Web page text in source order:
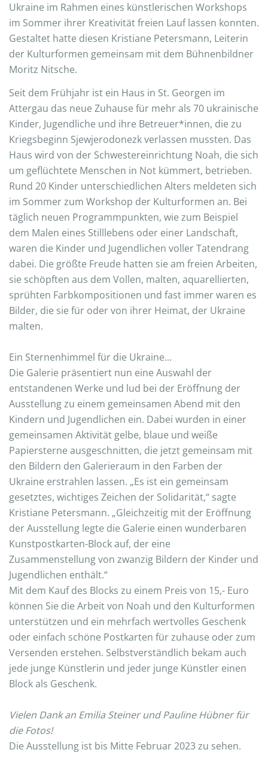
Ukraine im Rahmen eines künstlerischen Workshops
im Sommer ihrer Kreativität freien Lauf lassen konnten.
Gestaltet hatte diesen Kristiane Petersmann, Leiterin
der Kulturformen gemeinsam mit dem Bühnenbildner
Moritz Nitsche.
Seit dem Frühjahr ist ein Haus in St. Georgen im
Attergau das neue Zuhause für mehr als 70 ukrainische
Kinder, Jugendliche und ihre Betreuer*innen, die zu
Kriegsbeginn Sjewjerodonezk verlassen mussten. Das
Haus wird von der Schwestereinrichtung Noah, die sich
um geflüchtete Menschen in Not kümmert, betrieben.
Rund 20 Kinder unterschiedlichen Alters meldeten sich
im Sommer zum Workshop der Kulturformen an. Bei
täglich neuen Programmpunkten, wie zum Beispiel
dem Malen eines Stilllebens oder einer Landschaft,
waren die Kinder und Jugendlichen voller Tatendrang
dabei. Die größte Freude hatten sie am freien Arbeiten,
sie schöpften aus dem Vollen, malten, aquarellierten,
sprühten Farbkompositionen und fast immer waren es
Bilder, die sie für oder von ihrer Heimat, der Ukraine
malten.
Ein Sternenhimmel für die Ukraine...
Die Galerie präsentiert nun eine Auswahl der
entstandenen Werke und lud bei der Eröffnung der
Ausstellung zu einem gemeinsamen Abend mit den
Kindern und Jugendlichen ein. Dabei wurden in einer
gemeinsamen Aktivität gelbe, blaue und weiße
Papiersterne ausgeschnitten, die jetzt gemeinsam mit
den Bildern den Galerieraum in den Farben der
Ukraine erstrahlen lassen. „Es ist ein gemeinsam
gesetztes, wichtiges Zeichen der Solidarität,“ sagte
Kristiane Petersmann. „Gleichzeitig mit der Eröffnung
der Ausstellung legte die Galerie einen wunderbaren
Kunstpostkarten-Block auf, der eine
Zusammenstellung von zwanzig Bildern der Kinder und
Jugendlichen enthält.“
Mit dem Kauf des Blocks zu einem Preis von 15,- Euro
können Sie die Arbeit von Noah und den Kulturformen
unterstützen und ein mehrfach wertvolles Geschenk
oder einfach schöne Postkarten für zuhause oder zum
Versenden erstehen. Selbstverständlich bekam auch
jede junge Künstlerin und jeder junge Künstler einen
Block als Geschenk.
Vielen Dank an Emilia Steiner und Pauline Hübner für
die Fotos!
Die Ausstellung ist bis Mitte Februar 2023 zu sehen.